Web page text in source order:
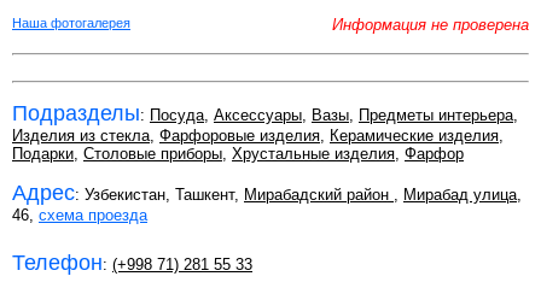
Наша фотогалерея Информация не проверена
Подразделы: Посуда, Аксессуары, Вазы, Предметы интерьера,
Изделия из стекла, Фарфоровые изделия, Керамические изделия,
Подарки, Столовые приборы, Хрустальные изделия, Фарфор
Адрес: Узбекистан, Ташкент, Мирабадский район , Мирабад улица,
46, схема проезда
Телефон: (+998 71) 281 55 33